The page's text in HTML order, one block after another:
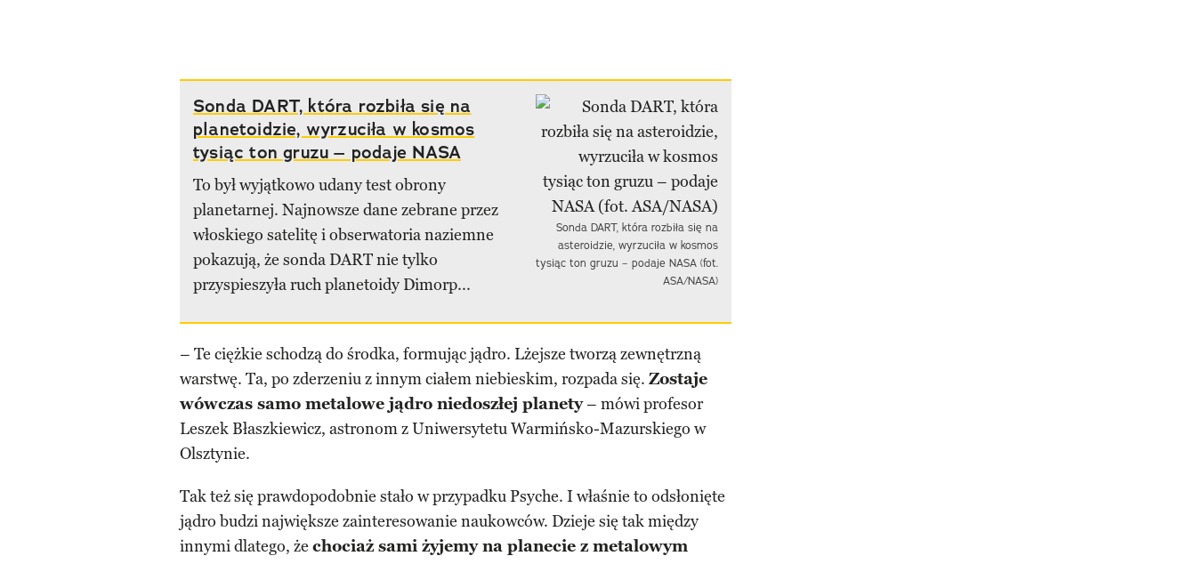
Sonda DART, która rozbiła się na
planetoidzie, wyrzuciła w kosmos
tysiąc ton gruzu – podaje NASA
To był wyjątkowo udany test obrony
planetarnej. Najnowsze dane zebrane przez
włoskiego satelitę i obserwatoria naziemne
pokazują, że sonda DART nie tylko
przyspieszyła ruch planetoidy Dimorp...
Sonda DART, która rozbiła się na
asteroidzie, wyrzuciła w kosmos
tysiąc ton gruzu – podaje NASA (fot.
ASA/NASA)
– Te ciężkie schodzą do środka, formując jądro. Lżejsze tworzą zewnętrzną
warstwę. Ta, po zderzeniu z innym ciałem niebieskim, rozpada się. Zostaje
wówczas samo metalowe jądro niedoszłej planety– mówi profesor
Leszek Błaszkiewicz, astronom z Uniwersytetu Warmińsko-Mazurskiego w
Olsztynie.
Tak też się prawdopodobnie stało w przypadku Psyche. I właśnie to odsłonięte
jądro budzi największe zainteresowanie naukowców. Dzieje się tak między
innymi dlatego, że chociaż sami żyjemy na planecie z metalowym